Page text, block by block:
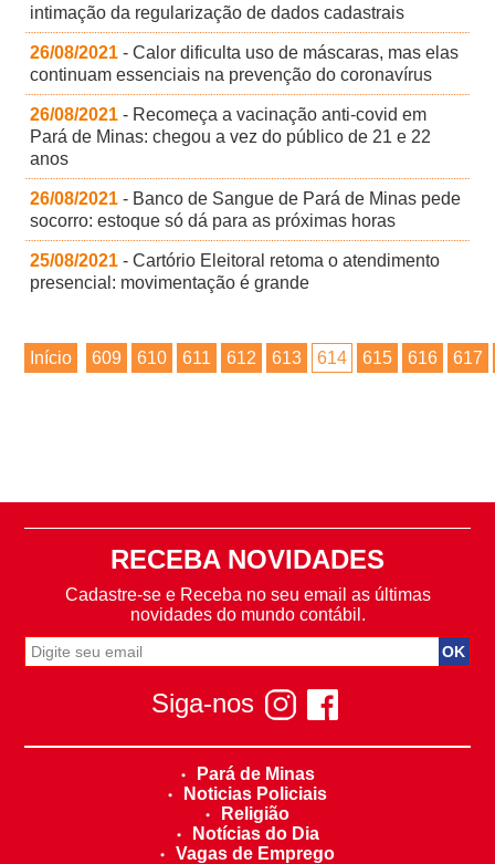
intimação da regularização de dados cadastrais
26/08/2021 - Calor dificulta uso de máscaras, mas elas
continuam essenciais na prevenção do coronavírus
26/08/2021 - Recomeça a vacinação anti-covid em
Pará de Minas: chegou a vez do público de 21 e 22
anos
26/08/2021 - Banco de Sangue de Pará de Minas pede
socorro: estoque só dá para as próximas horas
25/08/2021 - Cartório Eleitoral retoma o atendimento
presencial: movimentação é grande
Início 609 610 611 612 613 614 615 616 617
RECEBA NOVIDADES
Cadastre-se e Receba no seu email as últimas
novidades do mundo contábil.
Siga-nos
Pará de Minas
Noticias Policiais
Religião
Notícias do Dia
Vagas de Emprego